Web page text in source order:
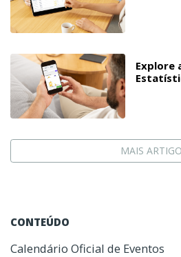
Explore
MAIS
CONTEÚDO
Calendário Oficial de Eventos